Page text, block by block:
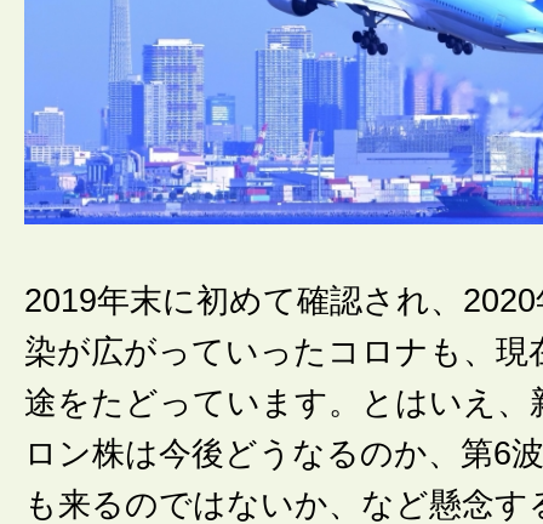
2019年末に初めて確認され、
染が広がっていったコロナも、現
途をたどっています。とはいえ、
ロン株は今後どうなるのか、第6
も来るのではないか、など懸念す